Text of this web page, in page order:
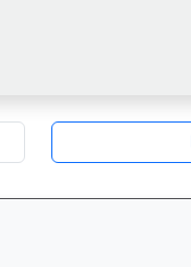
案，包括練馬
運（K010）—